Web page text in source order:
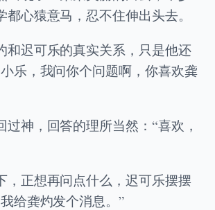
心猿意马，忍不住伸出头去。
和迟可乐的真实关系，只是他还
乐，我问你个问题啊，你喜欢龚
过神，回答的理所当然：“喜欢，
，正想再问点什么，迟可乐摆摆
给龚灼发个消息。”